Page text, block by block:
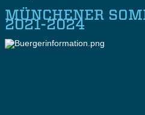
MÜNCHENER
2021-2024